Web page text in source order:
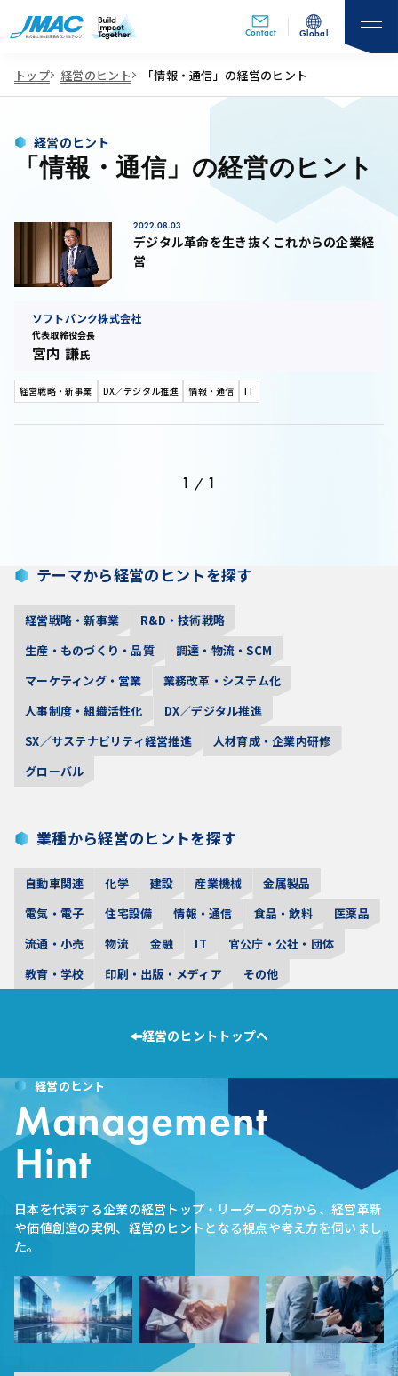
Contact Global
トップ 経営のヒント 「情報・通信」の経営のヒント
経営のヒント
「情報・通信」の経営のヒント
デジタル革命を生き抜くこれからの企業経
営
2022.08.03
ソフトバンク株式会社
代表取締役会長
宮内 謙氏
経営戦略・新事業 DX／デジタル推進 情報・通信 IT
1 / 1
テーマから経営のヒントを探す
経営戦略・新事業
R&D・技術戦略
生産・ものづくり・品質
調達・物流・SCM
マーケティング・営業
業務改革・システム化
人事制度・組織活性化
DX／デジタル推進
SX／サステナビリティ経営推進
人材育成・企業内研修
グローバル
業種から経営のヒントを探す
自動車関連 化学 建設 産業機械
金属製品
電気・電子
住宅設備 情報・通信 食品・飲料
医薬品
流通・小売
物流 金融 IT
官公庁・公社・団体
教育・学校
印刷・出版・メディア その他
経営のヒントトップへ
経営のヒント
Management
Hint
日本を代表する企業の経営トップ・リーダーの方から、経営革新
や価値創造の実例、経営のヒントとなる視点や考え方を伺いまし
た。